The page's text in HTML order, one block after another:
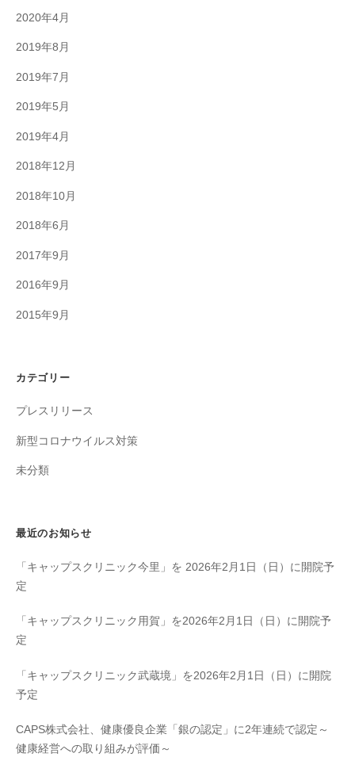
2020年4月
2019年8月
2019年7月
2019年5月
2019年4月
2018年12月
2018年10月
2018年6月
2017年9月
2016年9月
2015年9月
カテゴリー
プレスリリース
新型コロナウイルス対策
未分類
最近のお知らせ
「キャップスクリニック今里」を 2026年2月1日（日）に開院予
定
「キャップスクリニック用賀」を2026年2月1日（日）に開院予
定
「キャップスクリニック武蔵境」を2026年2月1日（日）に開院
予定
CAPS株式会社、健康優良企業「銀の認定」に2年連続で認定～
健康経営への取り組みが評価～